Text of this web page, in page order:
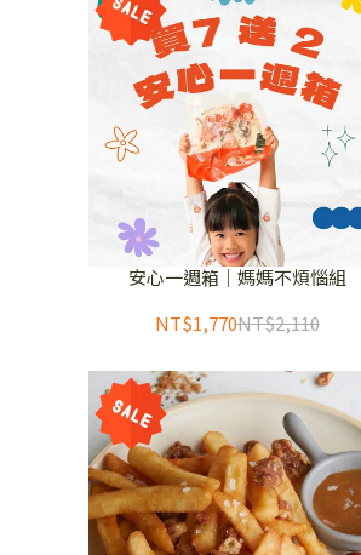
安心一週箱｜媽媽不煩惱組
NT$1,770NT$2,110